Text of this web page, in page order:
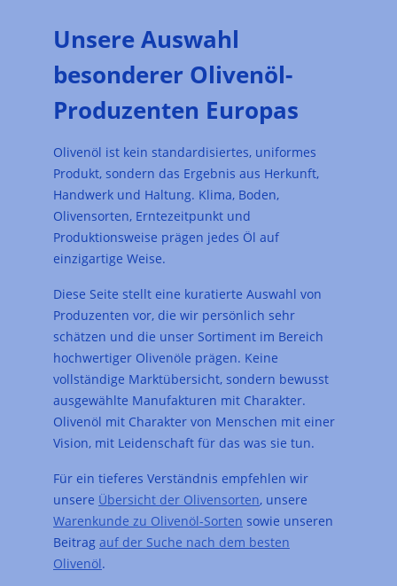
Unsere Auswahl
besonderer Olivenöl-
Produzenten Europas
Olivenöl ist kein standardisiertes, uniformes
Produkt, sondern das Ergebnis aus Herkunft,
Handwerk und Haltung. Klima, Boden,
Olivensorten, Erntezeitpunkt und
Produktionsweise prägen jedes Öl auf
einzigartige Weise.
Diese Seite stellt eine kuratierte Auswahl von
Produzenten vor, die wir persönlich sehr
schätzen und die unser Sortiment im Bereich
hochwertiger Olivenöle prägen. Keine
vollständige Marktübersicht, sondern bewusst
ausgewählte Manufakturen mit Charakter.
Olivenöl mit Charakter von Menschen mit einer
Vision, mit Leidenschaft für das was sie tun.
Für ein tieferes Verständnis empfehlen wir
unsere Übersicht der Olivensorten, unsere
Warenkunde zu Olivenöl-Sorten sowie unseren
Beitrag auf der Suche nach dem besten
Olivenöl.